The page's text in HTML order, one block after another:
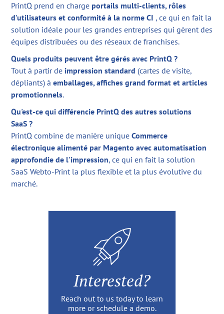
PrintQ prend en charge portails multi-clients, rôles
d'utilisateurs et conformité à la norme CI , ce qui en fait la
solution idéale pour les grandes entreprises qui gèrent des
équipes distribuées ou des réseaux de franchises.
Quels produits peuvent être gérés avec PrintQ ?
Tout à partir de impression standard (cartes de visite,
dépliants) àemballages, affiches grand format et articles
promotionnels.
Qu'est-ce qui différencie PrintQ des autres solutions
SaaS ?
PrintQ combine de manière uniqueCommerce
électronique alimenté par Magento avec automatisation
approfondie de l'impression, ce qui en fait la solution
SaaS Webto-Print la plus flexible et la plus évolutive du
marché.
Interested?
Reach out to us today to learn
more or schedule a demo.